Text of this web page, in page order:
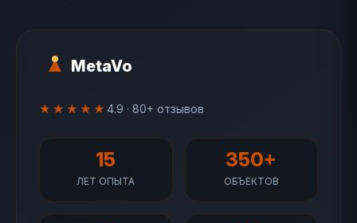
MetaVo
★★★★★ 4.9 · 80+ отзывов
15
ЛЕТ ОПЫТА
350+
ОБЪЕКТОВ